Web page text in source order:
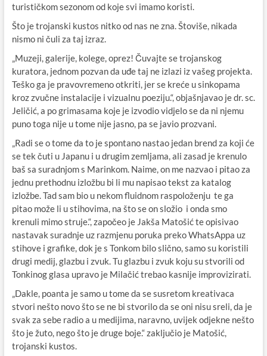
turističkom sezonom od koje svi imamo koristi.
Što je trojanski kustos nitko od nas ne zna. Štoviše, nikada
nismo ni čuli za taj izraz.
„Muzeji, galerije, kolege, oprez! Čuvajte se trojanskog
kuratora, jednom pozvan da uđe taj ne izlazi iz vašeg projekta.
Teško ga je pravovremeno otkriti, jer se kreće u sinkopama
kroz zvučne instalacije i vizualnu poeziju.“, objašnjavao je dr. sc.
Jeličić, a po grimasama koje je izvodio vidjelo se da ni njemu
puno toga nije u tome nije jasno, pa se javio prozvani.
„Radi se o tome da to je spontano nastao jedan brend za koji će
se tek čuti u Japanu i u drugim zemljama, ali zasad je krenulo
baš sa suradnjom s Marinkom. Naime, on me nazvao i pitao za
jednu prethodnu izložbu bi li mu napisao tekst za katalog
izložbe. Tad sam bio u nekom fluidnom raspoloženju te ga
pitao može li u stihovima, na što se on složio i onda smo
krenuli mimo struje.“, započeo je Jakša Matošić te opisivao
nastavak suradnje uz razmjenu poruka preko WhatsAppa uz
stihove i grafike, dok je s Tonkom bilo slično, samo su koristili
drugi medij, glazbu i zvuk. Tu glazbu i zvuk koju su stvorili od
Tonkinog glasa upravo je Milačić trebao kasnije improvizirati.
„Dakle, poanta je samo u tome da se susretom kreativaca
stvori nešto novo što se ne bi stvorilo da se oni nisu sreli, da je
svak za sebe radio a u medijima, naravno, uvijek odjekne nešto
što je žuto, nego što je druge boje.“ zaključio je Matošić,
trojanski kustos.